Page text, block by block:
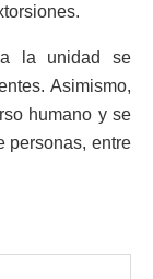
a la unidad se
Asimismo,
humano y se
personas, entre